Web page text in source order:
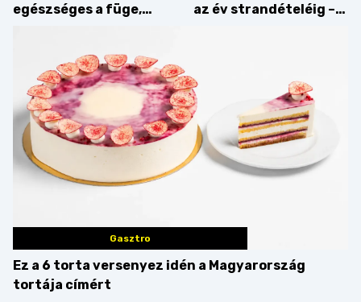
egészséges a füge,
az év strandételéig –
Gasztro
Ez a 6 torta versenyez idén a Magyarország
tortája címért